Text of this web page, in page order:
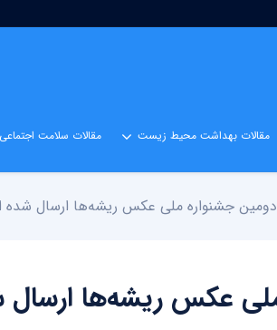
مقالات بهداشت محیط زیست مقالات سلامت اجتماعی